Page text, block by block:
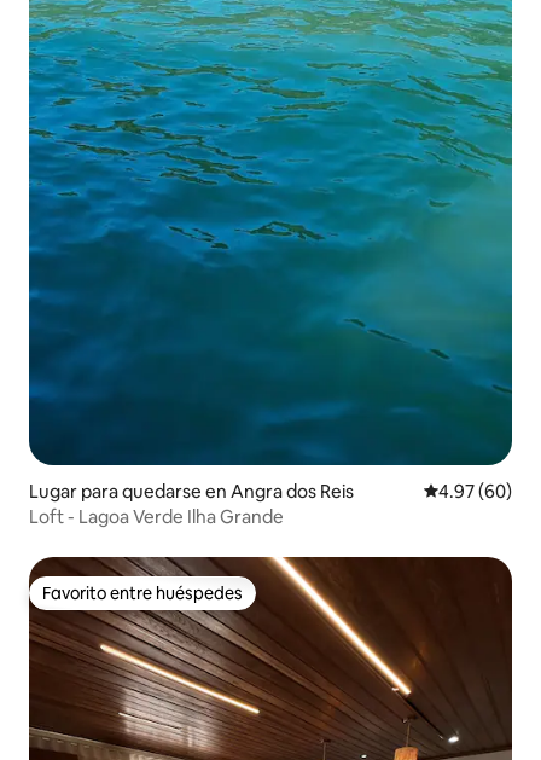
Lugar para quedarse en Angra dos Reis Calificación
4.97 (60)
Loft - Lagoa Verde Ilha Grande
Favorito entre huéspedes
Favorito entre huéspedes